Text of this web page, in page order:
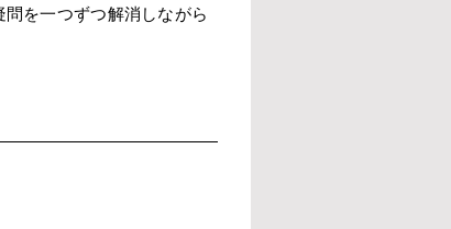
を一つずつ解消しながら